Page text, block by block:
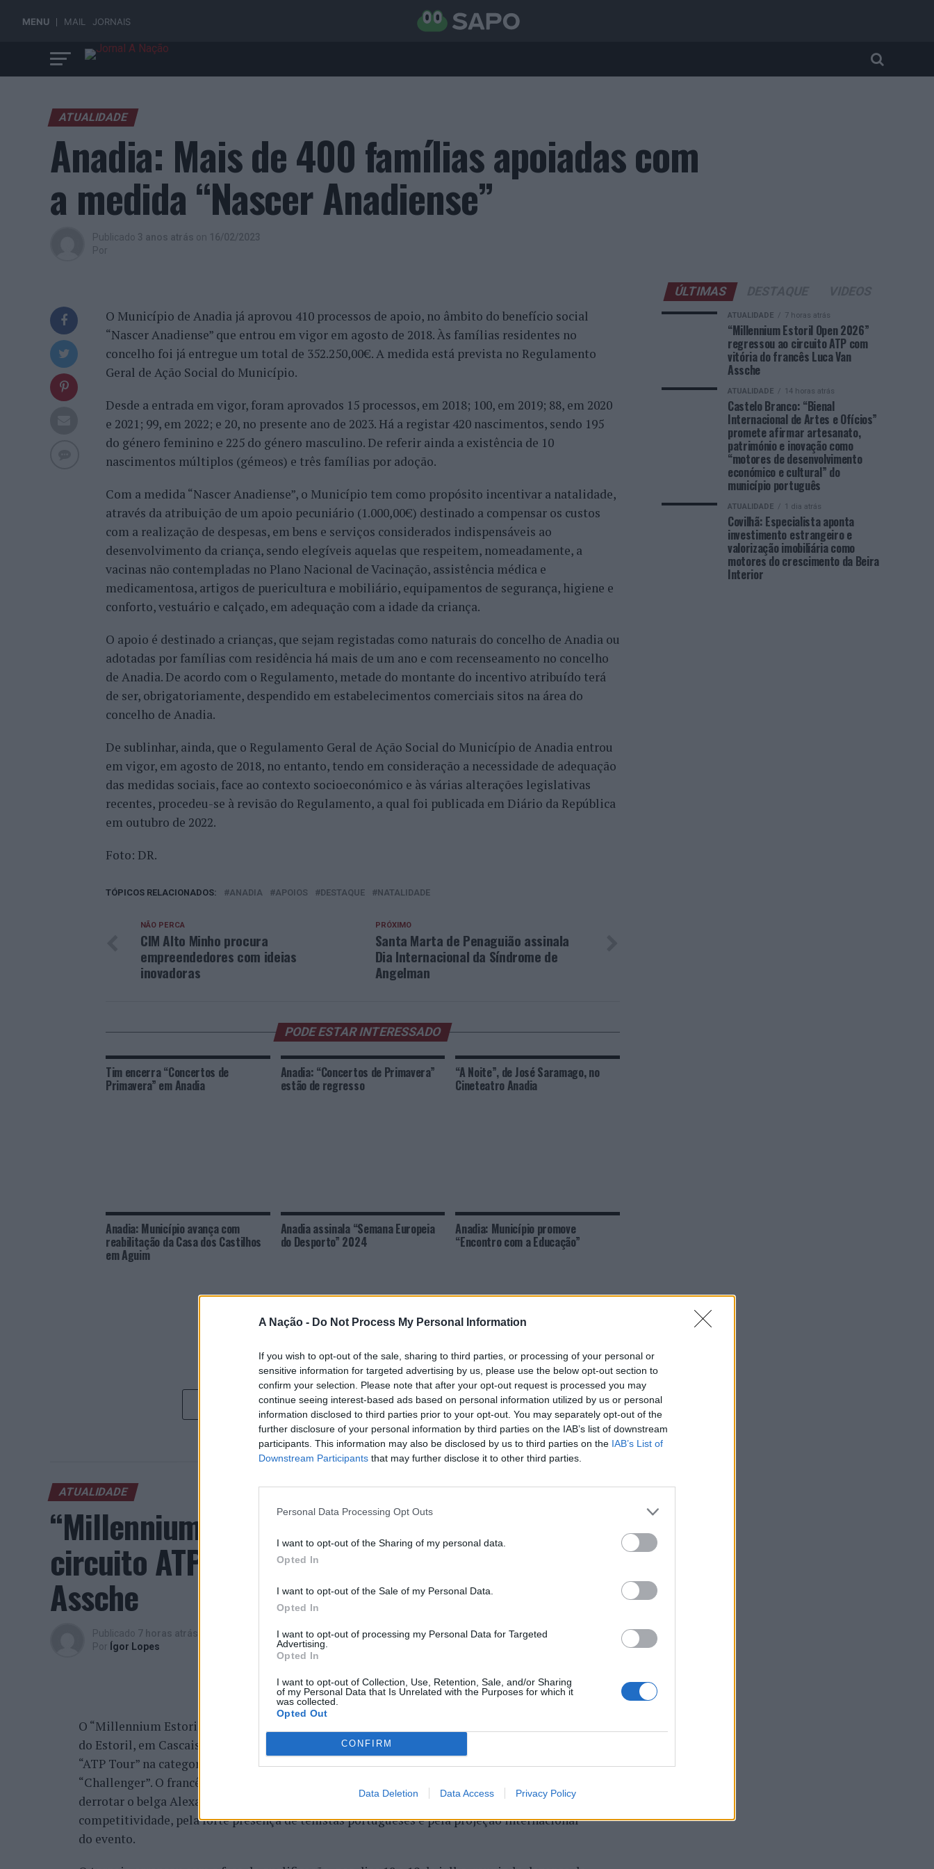
A Nação - Do Not Process My Personal Information
If you wish to opt-out of the sale, sharing to third parties, or processing of your personal or
sensitive information for targeted advertising by us, please use the below opt-out section to
confirm your selection. Please note that after your opt-out request is processed you may
continue seeing interest-based ads based on personal information utilized by us or personal
information disclosed to third parties prior to your opt-out. You may separately opt-out of the
further disclosure of your personal information by third parties on the IAB’s list of downstream
participants. This information may also be disclosed by us to third parties on the IAB’s List of
Downstream Participants that may further disclose it to other third parties.
Personal Data Processing Opt Outs
I want to opt-out of the Sharing of my personal data.
Opted In
I want to opt-out of the Sale of my Personal Data.
Opted In
I want to opt-out of processing my Personal Data for Targeted
Advertising.
Opted In
I want to opt-out of Collection, Use, Retention, Sale, and/or Sharing
of my Personal Data that Is Unrelated with the Purposes for which it
was collected.
Opted Out
CONFIRM
Data Deletion Data Access Privacy Policy
MENU MAIL JORNAIS
ATUALIDADE
Anadia: Mais de 400 famílias apoiadas com
a medida “Nascer Anadiense”
Publicado 3 anos atrás on 16/02/2023
Por
O Município de Anadia já aprovou 410 processos de apoio, no âmbito do benefício social
“Nascer Anadiense” que entrou em vigor em agosto de 2018. Às famílias residentes no
concelho foi já entregue um total de 352.250,00€. A medida está prevista no Regulamento
Geral de Ação Social do Município.
Desde a entrada em vigor, foram aprovados 15 processos, em 2018; 100, em 2019; 88, em 2020
e 2021; 99, em 2022; e 20, no presente ano de 2023. Há a registar 420 nascimentos, sendo 195
do género feminino e 225 do género masculino. De referir ainda a existência de 10
nascimentos múltiplos (gémeos) e três famílias por adoção.
Com a medida “Nascer Anadiense”, o Município tem como propósito incentivar a natalidade,
através da atribuição de um apoio pecuniário (1.000,00€) destinado a compensar os custos
com a realização de despesas, em bens e serviços considerados indispensáveis ao
desenvolvimento da criança, sendo elegíveis aquelas que respeitem, nomeadamente, a
vacinas não contempladas no Plano Nacional de Vacinação, assistência médica e
medicamentosa, artigos de puericultura e mobiliário, equipamentos de segurança, higiene e
conforto, vestuário e calçado, em adequação com a idade da criança.
O apoio é destinado a crianças, que sejam registadas como naturais do concelho de Anadia ou
adotadas por famílias com residência há mais de um ano e com recenseamento no concelho
de Anadia. De acordo com o Regulamento, metade do montante do incentivo atribuído terá
de ser, obrigatoriamente, despendido em estabelecimentos comerciais sitos na área do
concelho de Anadia.
De sublinhar, ainda, que o Regulamento Geral de Ação Social do Município de Anadia entrou
em vigor, em agosto de 2018, no entanto, tendo em consideração a necessidade de adequação
das medidas sociais, face ao contexto socioeconómico e às várias alterações legislativas
recentes, procedeu-se à revisão do Regulamento, a qual foi publicada em Diário da República
em outubro de 2022.
Foto: DR.
TÓPICOS RELACIONADOS: ANADIA APOIOS DESTAQUE NATALIDADE
PRÓXIMO
Santa Marta de Penaguião assinala
Dia Internacional da Síndrome de
Angelman
NÃO PERCA
CIM Alto Minho procura
empreendedores com ideias
inovadoras
PODE ESTAR INTERESSADO
Tim encerra “Concertos de
Primavera” em Anadia
Anadia: “Concertos de Primavera”
estão de regresso
“A Noite”, de José Saramago, no
Cineteatro Anadia
Anadia: Município avança com
reabilitação da Casa dos Castilhos
em Aguim
Anadia assinala “Semana Europeia
do Desporto” 2024
Anadia: Município promove
“Encontro com a Educação”
CLIQUE PARA COMENTAR
ATUALIDADE
“Millennium Estoril Open 2026” regressou ao
circuito ATP com vitória do francês Luca Van
Assche
Publicado 7 horas atrás
Por Ígor Lopes
O “Millennium Estoril Open 2026” decorreu entre os dias 18 e 26 de julho, no Clube de Ténis
do Estoril, em Cascais, a oeste de Lisboa, assinalando o regresso da competição ao circuito
“ATP Tour” na categoria “ATP 250”, depois de, na edição anterior, ter integrado o circuito
“Challenger”. O francês Luca Van Assche conquistou o primeiro título ATP da carreira ao
derrotar o belga Alexander Blockx na final, encerrando uma edição marcada pela elevada
competitividade, pela forte presença de tenistas portugueses e pela projeção internacional
do evento.
ÚLTIMAS
ATUALIDADE 7 horas atrás
“Millennium Estoril Open 2026”
regressou ao circuito ATP com
vitória do francês Luca Van
Assche
ATUALIDADE 14 horas atrás
Castelo Branco: “Bienal
Internacional de Artes e Ofícios”
promete afirmar artesanato,
património e inovação como
“motores de desenvolvimento
económico e cultural” do
município português
ATUALIDADE 1 dia atrás
Covilhã: Especialista aponta
investimento estrangeiro e
valorização imobiliária como
motores do crescimento da Beira
Interior